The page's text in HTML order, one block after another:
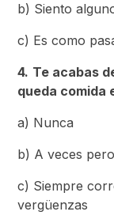
b) Siento
c) Es como
4. Te acabas
queda comida
a) Nunca
b) A veces
c) Siempre
vergüenzas